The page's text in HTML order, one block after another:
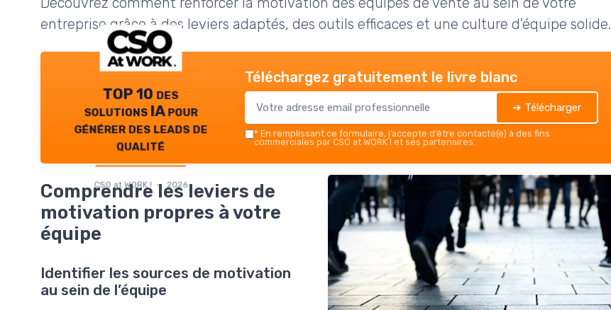
entreprise grâce à des leviers adaptés, des outils efficaces et une culture d'équipe solide.
TOP 10 des
solutions IA pour
générer des leads de
qualité
CSO at WORK ! — 2026
Téléchargez gratuitement le livre blanc
➔ Télécharger
* En remplissant ce formulaire, j’accepte d’être contacté(e) à des fins
commerciales par CSO at WORK ! et ses partenaires.
Comprendre les leviers de
motivation propres à votre
équipe
Identifier les sources de motivation
au sein de l’équipe